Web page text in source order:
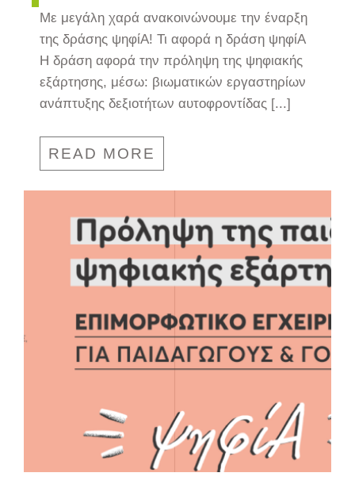
Με μεγάλη χαρά ανακοινώνουμε την έναρξη
της δράσης ψηφίΑ! Τι αφορά η δράση ψηφίΑ
Η δράση αφορά την πρόληψη της ψηφιακής
εξάρτησης, μέσω: βιωματικών εργαστηρίων
ανάπτυξης δεξιοτήτων αυτοφροντίδας [...]
READ MORE